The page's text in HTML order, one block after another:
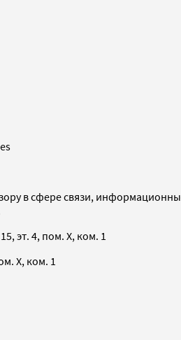
в сфере связи,
эт. 4, пом. X, ком. 1
X, ком. 1